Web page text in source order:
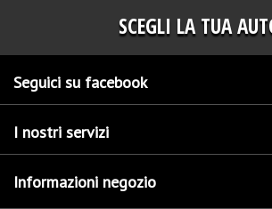
SCEGLI LA TUA
Seguici su facebook
I nostri servizi
Informazioni negozio